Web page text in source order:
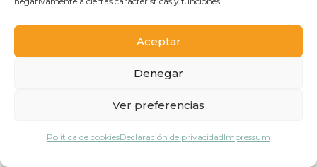
Aceptar
Denegar
Ver preferencias
Política de cookiesDeclaración de privacidadImpressum
gama alta, recetas naturales o opciones con una
excelente relación calidad-precio. Para completar
su dieta, puedes sumarcomplementos alimenticios
o premiar a tu perro consnacks para perros.
perros con envío gratis